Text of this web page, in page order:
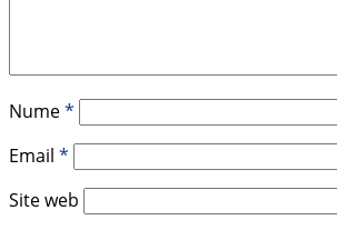
Nume*
Email *
Site web